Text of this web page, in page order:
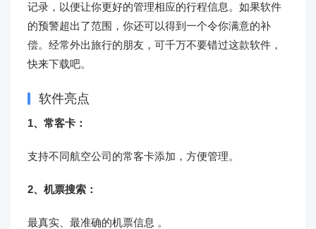
记录，以便让你更好的管理相应的行程信息。如果软件
的预警超出了范围，你还可以得到一个令你满意的补
偿。经常外出旅行的朋友，可千万不要错过这款软件，
快来下载吧。
软件亮点
1、常客卡：
支持不同航空公司的常客卡添加，方便管理。
2、机票搜索：
最真实、最准确的机票信息 。